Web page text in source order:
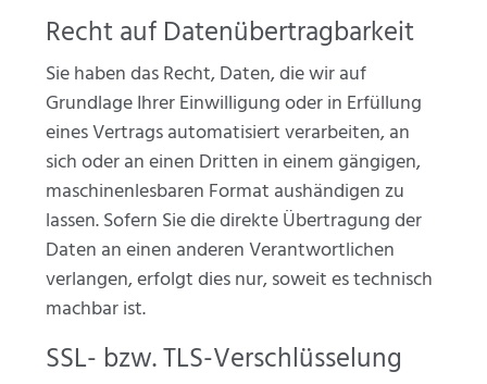
Recht auf Datenübertragbarkeit
Sie haben das Recht, Daten, die wir auf
Grundlage Ihrer Einwilligung oder in Erfüllung
eines Vertrags automatisiert verarbeiten, an
sich oder an einen Dritten in einem gängigen,
maschinenlesbaren Format aushändigen zu
lassen. Sofern Sie die direkte Übertragung der
Daten an einen anderen Verantwortlichen
verlangen, erfolgt dies nur, soweit es technisch
machbar ist.
SSL- bzw. TLS-Verschlüsselung